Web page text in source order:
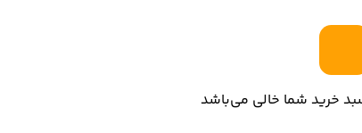
خرید شما خالی می‌باشد